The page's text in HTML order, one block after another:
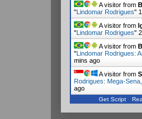
A visitor from
" Lindomar Rodrigues"
A visitor from
" Lindomar Rodrigues"
A visitor from
" Lindomar Rodrigues:
mins ago
A visitor from
Rodrigues: Mega-
ago
Get Script